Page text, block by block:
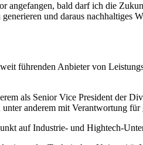
bald darf ich die
und daraus nachhaltiges
führenden Anbieter von
als Senior Vice President der
anderem mit Verantwortung
auf Industrie- und Hightech-